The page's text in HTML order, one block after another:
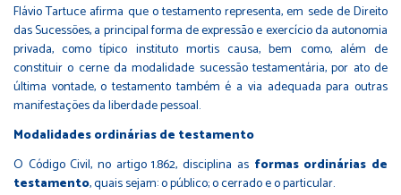
Flávio Tartuce afirma que o testamento representa, em sede de Direito
das Sucessões, a principal forma de expressão e exercício da autonomia
privada, como típico instituto mortis causa, bem como, além de
constituir o cerne da modalidade sucessão testamentária, por ato de
última vontade, o testamento também é a via adequada para outras
manifestações da liberdade pessoal.
Modalidades ordinárias de testamento
O Código Civil, no artigo 1.862, disciplina as formas ordinárias de
testamento, quais sejam: o público; o cerrado e o particular.